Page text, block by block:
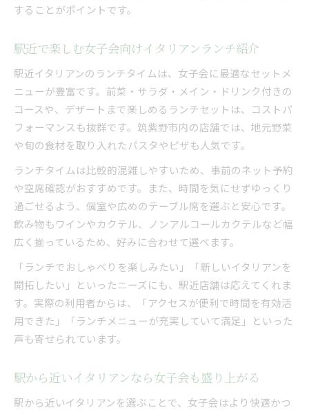
することがポイントです。
駅近で楽しむ女子会向けイタリアンランチ紹介
駅近イタリアンのランチタイムは、女子会に最適なセットメ
ニューが豊富です。前菜・サラダ・メイン・ドリンク付きの
コースや、デザートまで楽しめるランチセットは、コストパ
フォーマンスも抜群です。筑紫野市内の店舗では、地元野菜
や旬の食材を取り入れたパスタやピザも人気です。
ランチタイムは比較的混雑しやすいため、事前のネット予約
や空席確認がおすすめです。また、時間を気にせずゆっくり
過ごせるよう、個室や広めのテーブル席を選ぶと安心です。
飲み物もワインやカクテル、ノンアルコールカクテルなど幅
広く揃っているため、好みに合わせて選べます。
「ランチでおしゃべりを楽しみたい」「新しいイタリアンを
開拓したい」といったニーズにも、駅近店舗は応えてくれま
す。実際の利用者からは、「アクセスが便利で時間を有効活
用できた」「ランチメニューが充実していて満足」といった
声も寄せられています。
駅から近いイタリアンなら女子会も盛り上がる
駅から近いイタリアンを選ぶことで、女子会はより快適かつ